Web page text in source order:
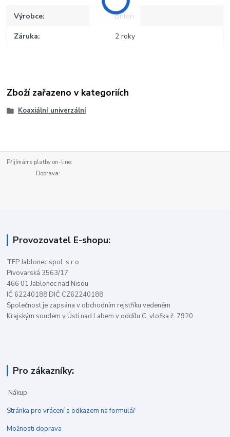
Výrobce Brilon
Záruka 2 roky
Zboží zařazeno v kategoriích
Koaxiální univerzální
Přijímáme platby on-line:
Doprava:
Provozovatel E-shopu:
TEP Jablonec spol. s r.o.
Pivovarská 3563/17
466 01 Jablonec nad Nisou
IČ 62240188 DIČ CZ62240188
Společnost je zapsána v obchodním rejstříku vedeném
Krajským soudem v Ústí nad Labem v oddílu C, vložka č. 7920
Pro zákazníky:
Nákup
Stránka pro vrácení s odkazem na formulář
Možnosti doprava